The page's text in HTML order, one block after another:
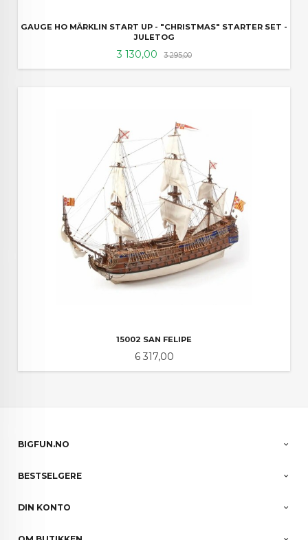
GAUGE HO MÄRKLIN START UP - "CHRISTMAS" STARTER SET -
JULETOG
Tilbud
3 130,00 3 295,00Rabatt
15002 SAN FELIPE
Pris
6 317,00
BIGFUN.NO
BESTSELGERE
DIN KONTO